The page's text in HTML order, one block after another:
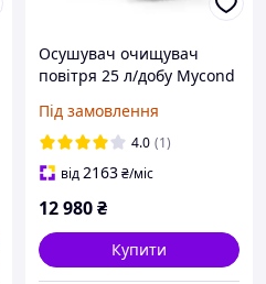
Осушувач очищувач
повітря 25 л/добу Mycond
повітря. У приміщеннях
площею до 50 м2.
Під замовлення
4.0 (1)
від2163₴/міс
12 980₴
Купити